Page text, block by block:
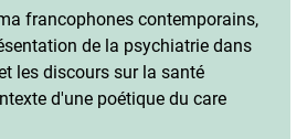
francophones contemporains,
de la psychiatrie dans
les discours sur la santé
d'une poétique du care